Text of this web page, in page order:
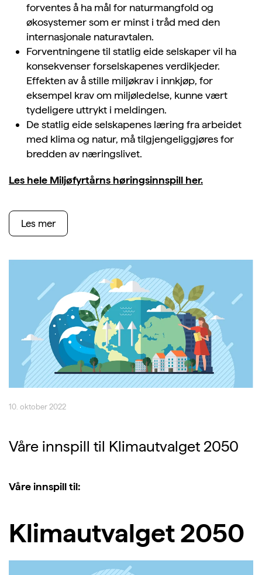
forventes å ha mål for naturmangfold og
økosystemer som er minst i tråd med den
internasjonale naturavtalen.
Forventningene til statlig eide selskaper vil ha
konsekvenser forselskapenes verdikjeder.
Effekten av å stille miljøkrav i innkjøp, for
eksempel krav om miljøledelse, kunne vært
tydeligere uttrykt i meldingen.
De statlig eide selskapenes læring fra arbeidet
med klima og natur, må tilgjengeliggjøres for
bredden av næringslivet.
Les hele Miljøfyrtårns høringsinnspill her.
Les mer
10. oktober 2022
Våre innspill til Klimautvalget 2050
Våre innspill til:
Klimautvalget 2050